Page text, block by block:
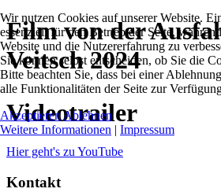
Film von der
Veitsch 2024
Videotrailer
Hier geht's zu YouTube
Kontakt
Wir nutzen Cookies auf unserer Website.
essenziell für den Betrieb der Seite,
Website und die Nutzererfahrung zu
Sie können selbst entscheiden, ob Sie die
Bitte beachten Sie, dass bei einer
alle Funktionalitäten der Seite zur
AkzeptierenAblehnen
Weitere Informationen | Impressum